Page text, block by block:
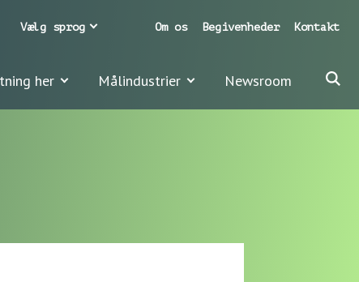
her Målindustrier Newsroom
Om os Begivenheder Kontakt
Vælg sprog